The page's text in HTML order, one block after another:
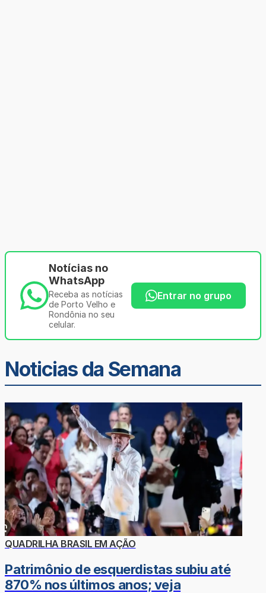
Notícias no
WhatsApp
Receba as notícias
de Porto Velho e
Rondônia no seu
celular.
Entrar no grupo
Noticias da Semana
QUADRILHA BRASIL EM AÇÃO
Patrimônio de esquerdistas subiu até
870% nos últimos anos; veja